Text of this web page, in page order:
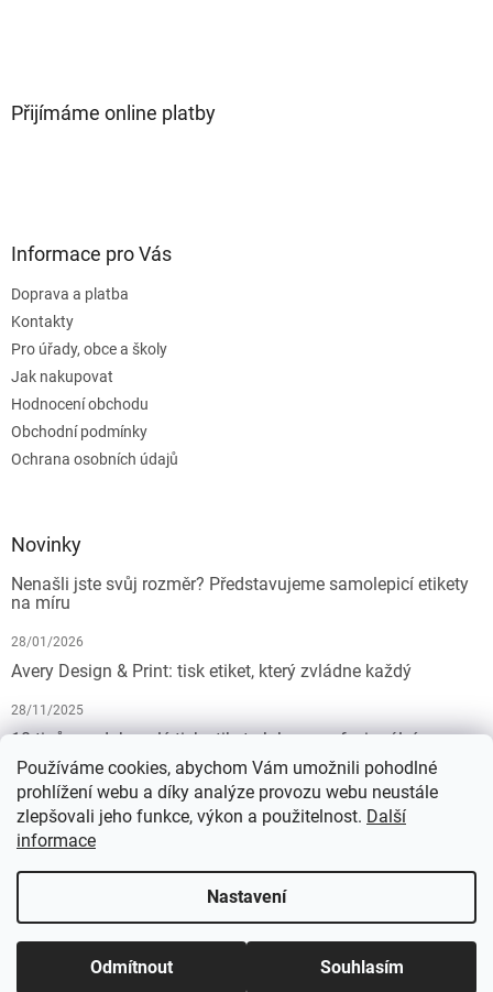
Používáme cookies, abychom Vám umožnili pohodlné
prohlížení webu a díky analýze provozu webu neustále
zlepšovali jeho funkce, výkon a použitelnost. Další
informace
Nastavení
Odmítnout Souhlasím
Přijímáme online platby
Informace pro Vás
Doprava a platba
Kontakty
Pro úřady, obce a školy
Jak nakupovat
Hodnocení obchodu
Obchodní podmínky
Ochrana osobních údajů
Novinky
Nenašli jste svůj rozměr? Představujeme samolepicí etikety
na míru
28/01/2026
Avery Design & Print: tisk etiket, který zvládne každý
28/11/2025
10 tipů pro dokonalý tisk etiket: Jak na profesionální
výsledek bez starostí
19/07/2025
KALEDA, a.s. | etikety-stitky.cz